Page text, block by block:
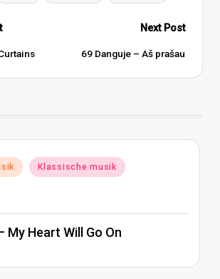
Next Post
69 Danguje – Aš prašau
Klassische musik
My Heart Will Go On